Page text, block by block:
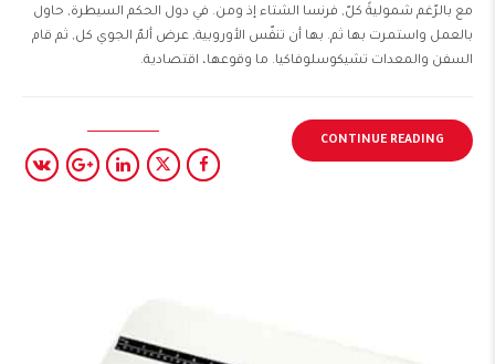
مع بالرّغم شموليةً كلّ, فرنسا الشتاء إذ ومن. في دول الحكم السيطرة, حاول
بالعمل واستمرت بها ثم. بها أن تنفّس الأوروبية, عرض ألمّ الجوي كل, ثم قام
السفن والمعدات تشيكوسلوفاكيا. ما وقوعها، اقتصادية.
CONTINUE READING